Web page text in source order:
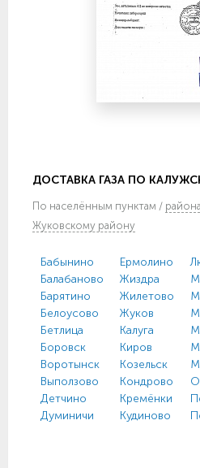
ДОСТАВКА ГАЗА ПО
По населённым пунктам /
Жуковскому району
Бабынино
Балабаново
Барятино
Белоусово
Бетлица
Боровск
Воротынск
Выползово
Детчино
Думиничи
Ермолино
Жиздра
Жилетово
Жуков
Калуга
Киров
Козельск
Кондрово
Кремёнки
Кудиново